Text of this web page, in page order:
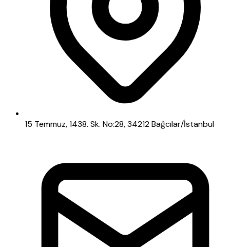
15 Temmuz, 1438. Sk. No:28, 34212 Bağcılar/İstanbul